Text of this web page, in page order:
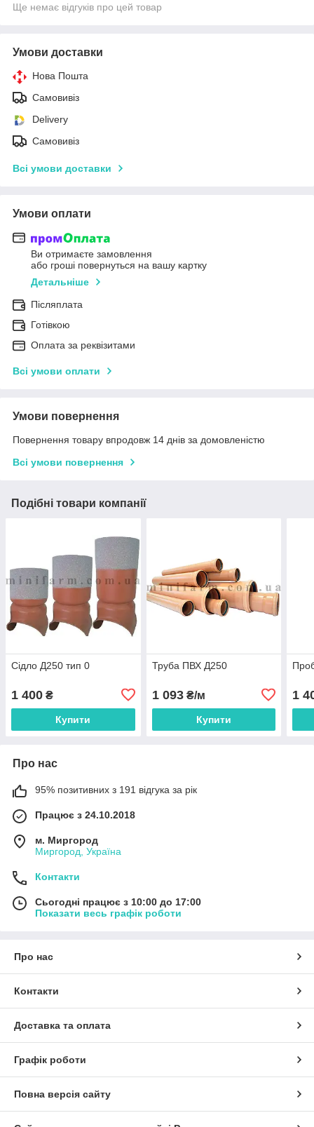
Ще немає відгуків про цей товар
Умови доставки
Нова Пошта
Самовивіз
Delivery
Самовивіз
Всі умови доставки
Умови оплати
Ви отримаєте замовлення
або гроші повернуться на вашу картку
Детальніше
Післяплата
Готівкою
Оплата за реквізитами
Всі умови оплати
Умови повернення
Повернення товару впродовж 14 днів за домовленістю
Всі умови повернення
Подібні товари компанії
Сідло Д250 тип 0
1 400 ₴
Купити
Труба ПВХ Д250
1 093₴/м
Купити
1
Про нас
95% позитивних з 191 відгука за рік
Працює з 24.10.2018
м. Миргород
Миргород, Україна
Контакти
Сьогодні працює з 10:00 до 17:00
Показати весь графік роботи
Про нас
Контакти
Доставка та оплата
Графік роботи
Повна версія сайту